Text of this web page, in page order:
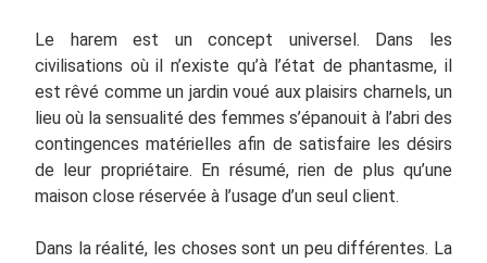
Le harem est un concept universel. Dans les
civilisations où il n’existe qu’à l’état de phantasme, il
est rêvé comme un jardin voué aux plaisirs charnels, un
lieu où la sensualité des femmes s’épanouit à l’abri des
contingences matérielles afin de satisfaire les désirs
de leur propriétaire. En résumé, rien de plus qu’une
maison close réservée à l’usage d’un seul client.
Dans la réalité, les choses sont un peu différentes. La